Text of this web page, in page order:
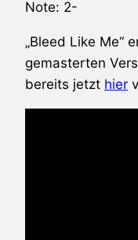
Note: 2-
„Bleed Like Me“
gemasterten
bereits jetzt hier